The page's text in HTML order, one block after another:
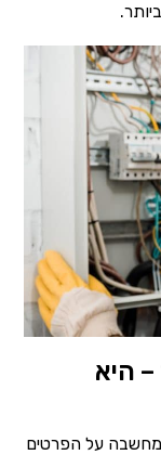
היא
מחשבה על הפרטים